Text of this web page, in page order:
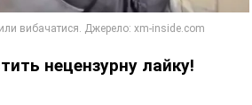
нецензурну лайку!